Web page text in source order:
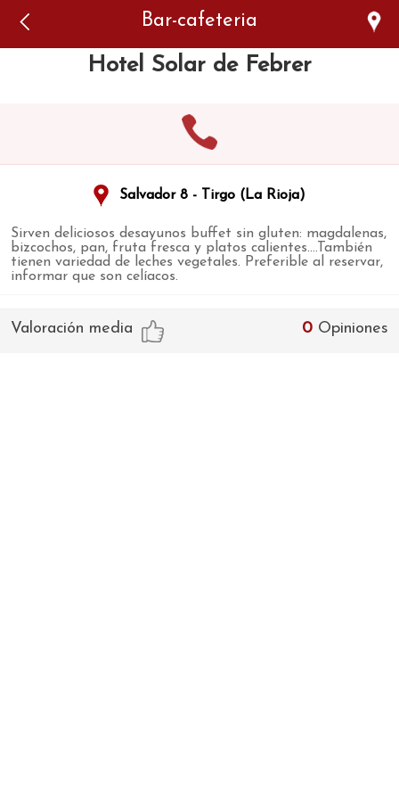
Bar-cafeteria
Hotel Solar de Febrer
Salvador 8 - Tirgo (La Rioja)
Sirven deliciosos desayunos buffet sin gluten: magdalenas,
bizcochos, pan, fruta fresca y platos calientes....También
tienen variedad de leches vegetales. Preferible al reservar,
informar que son celíacos.
0 Opiniones
Valoración media
Error: The domain WWW.VIAJARSINGLUTEN.COM is not
authorized to show the cookie declaration for domain group
ID 546ddaab-b478-4440-aa8a-3b0205284212. Please add it to
the domain group in the Cookiebot Manager to authorize